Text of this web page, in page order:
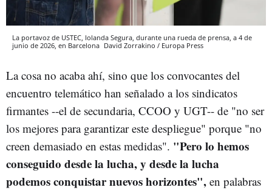
La portavoz de USTEC, Iolanda Segura, durante una rueda de prensa, a 4 de
junio de 2026, en Barcelona David Zorrakino / Europa Press
La cosa no acaba ahí, sino que los convocantes del
encuentro telemático han señalado a los sindicatos
firmantes --el de secundaria, CCOO y UGT-- de "no ser
los mejores para garantizar este despliegue" porque "no
creen demasiado en estas medidas". "Pero lo hemos
conseguido desde la lucha, y desde la lucha
podemos conquistar nuevos horizontes", en palabras